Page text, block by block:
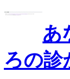
あ
ろの診